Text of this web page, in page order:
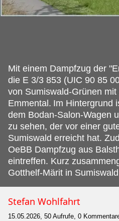
Mit einem Dampfzug der
die E 3/3 853 (UIC 90 85
von Sumiswald-Grünen
Emmental. Im Hintergrund
dem Bodan-Salon-Wagen
zu sehen, der vor einer
Sumiswald erreicht hat.
OeBB Dampfzug aus
eintreffen. Kurz
Gotthelf-Märit in
Stefan Wohlfahrt
15.05.2026, 50 Aufrufe, 0